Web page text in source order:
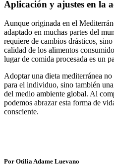
Aplicación y ajustes en la
Aunque originada en el
adaptado en muchas partes del
requiere de cambios drásticos,
calidad de los alimentos
lugar de comida procesada es un
Adoptar una dieta mediterránea
para el individuo, sino también
del medio ambiente global. Al
podemos abrazar esta forma de
consciente.
Por Otilia Adame Luevano